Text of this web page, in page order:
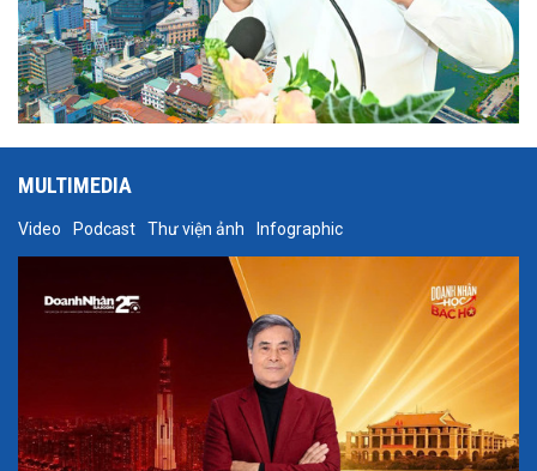
MULTIMEDIA
Video Podcast Thư viện ảnh Infographic